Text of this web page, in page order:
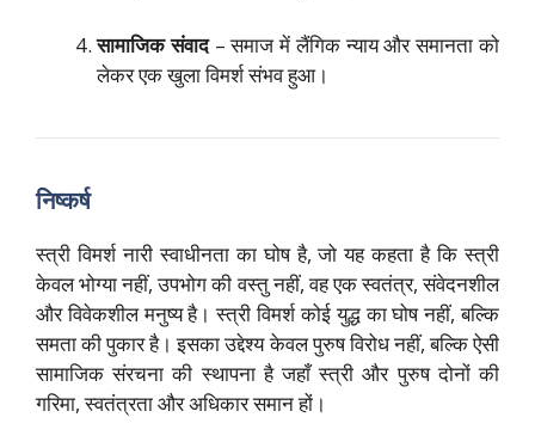
सामाजिक संवाद– समाज में लैंगिक न्याय और समानता को
लेकर एक खुला विमर्श संभव हुआ।
निष्कर्ष
स्त्री विमर्श नारी स्वाधीनता का घोष है, जो यह कहता है कि स्त्री
केवल भोग्या नहीं, उपभोग की वस्तु नहीं, वह एक स्वतंत्र, संवेदनशील
और विवेकशील मनुष्य है। स्त्री विमर्श कोई युद्ध का घोष नहीं, बल्कि
समता की पुकार है। इसका उद्देश्य केवल पुरुष विरोध नहीं, बल्कि ऐसी
सामाजिक संरचना की स्थापना है जहाँ स्त्री और पुरुष दोनों की
गरिमा, स्वतंत्रता और अधिकार समान हों।